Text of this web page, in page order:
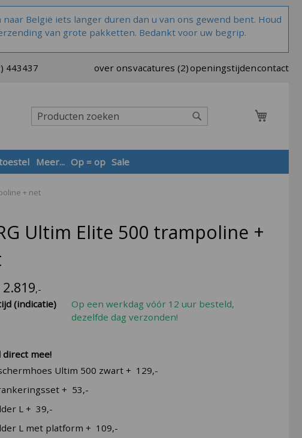
België iets langer duren dan u van ons gewend bent. Houd
van grote pakketten. Bedankt voor uw begrip.
443437 over onsvacatures (2)openingstijdencontact
Zoek
Meer... Op = op Sale
+ net
Ultim Elite 500 trampoline +
2.819,-
(indicatie)
Op een werkdag vóór 12 uur besteld,
dezelfde dag verzonden!
direct mee!
Ultim 500 zwart+ 129,-
+ 53,-
L+ 39,-
L met platform+ 109,-